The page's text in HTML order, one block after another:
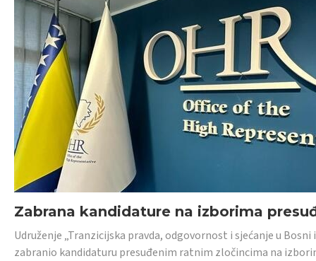
Zabrana kandidature na izborima
Udruženje „Tranzicijska pravda, odgovornost i sjećanje u
zabranio kandidaturu presuđenim ratnim zločincima na